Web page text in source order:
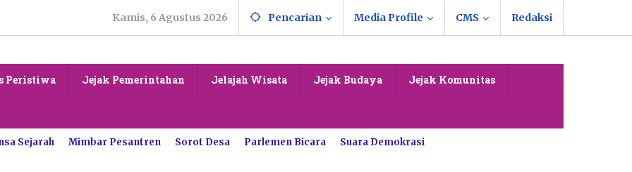
Kamis, 6 Agustus 2026 Pencarian Media Profile CMS Redaksi
Peristiwa Jejak Pemerintahan Jelajah Wisata Jejak Budaya Jejak Komunitas
Sejarah Mimbar Pesantren Sorot Desa Parlemen Bicara Suara Demokrasi